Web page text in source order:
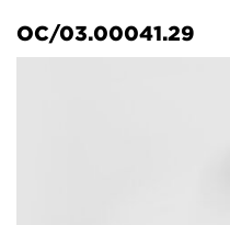
OC/03.00041.29